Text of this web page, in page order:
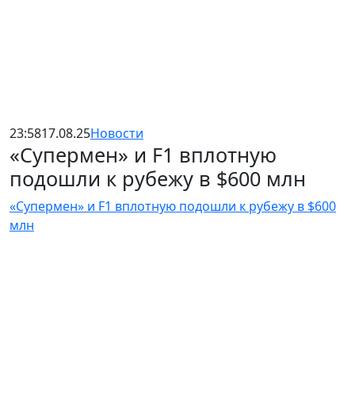
23:5817.08.25Новости
«Супермен» и F1 вплотную
подошли к рубежу в $600 млн
«Супермен» и F1 вплотную подошли к рубежу в $600
млн